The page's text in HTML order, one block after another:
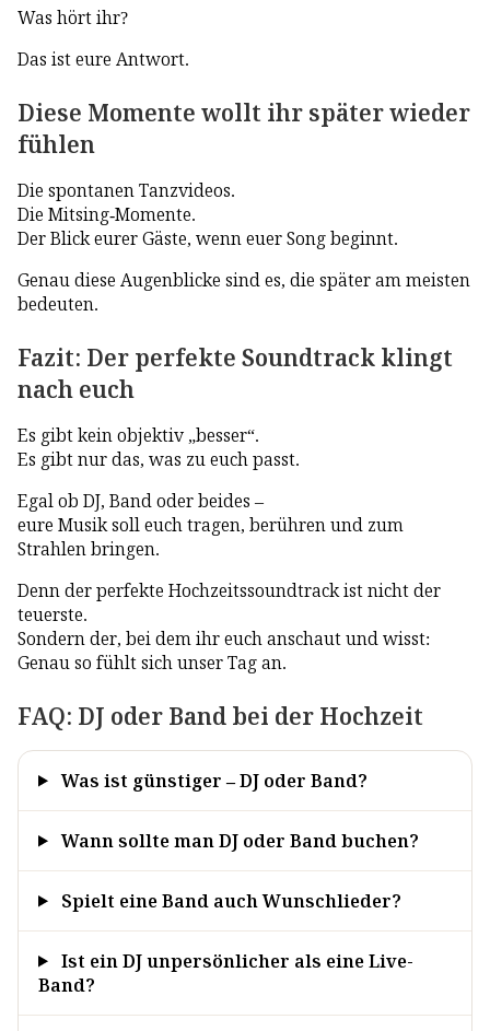
Was hört ihr?
Das ist eure Antwort.
Diese Momente wollt ihr später wieder
fühlen
Die spontanen Tanzvideos.
Die Mitsing-Momente.
Der Blick eurer Gäste, wenn euer Song beginnt.
Genau diese Augenblicke sind es, die später am meisten
bedeuten.
Fazit: Der perfekte Soundtrack klingt
nach euch
Es gibt kein objektiv „besser“.
Es gibt nur das, was zu euch passt.
Egal ob DJ, Band oder beides –
eure Musik soll euch tragen, berühren und zum
Strahlen bringen.
Denn der perfekte Hochzeitssoundtrack ist nicht der
teuerste.
Sondern der, bei dem ihr euch anschaut und wisst:
Genau so fühlt sich unser Tag an.
FAQ: DJ oder Band bei der Hochzeit
Was ist günstiger – DJ oder Band?
Wann sollte man DJ oder Band buchen?
Spielt eine Band auch Wunschlieder?
Ist ein DJ unpersönlicher als eine Live-
Band?